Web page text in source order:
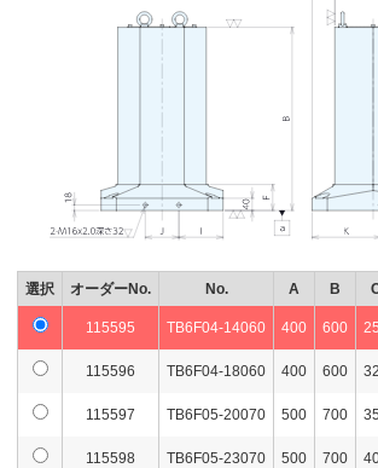
選択 オーダーNo. No. A B
115595 TB6F04-14060 400 600
115596 TB6F04-18060 400 600
115597 TB6F05-20070 500 700
115598 TB6F05-23070 500 700